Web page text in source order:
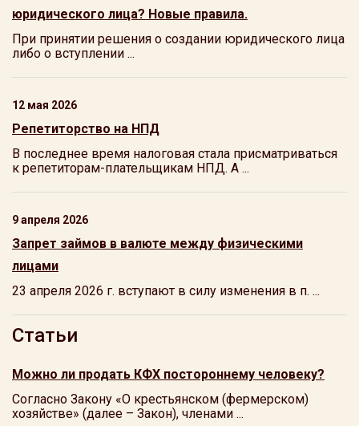
юридического лица? Новые правила.
При принятии решения о создании юридического лица
либо о вступлении ...
12 мая 2026
Репетиторство на НПД
В последнее время налоговая стала присматриваться
к репетиторам-плательщикам НПД. А ...
9 апреля 2026
Запрет займов в валюте между физическими
лицами
23 апреля 2026 г. вступают в силу изменения в п. ...
Статьи
Можно ли продать КФХ постороннему человеку?
Согласно Закону «О крестьянском (фермерском)
хозяйстве» (далее – Закон), членами ...